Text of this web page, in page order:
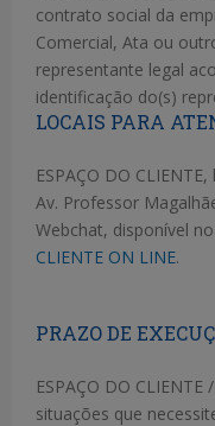
contrato social da
Comercial, Ata ou
representante legal
identifi­cação do(s)
LOCAIS PARA
ESPAÇO DO
Av. Professor
Webchat, disponível
CLIENTE ON LINE.
PRAZO DE
ESPAÇO DO
situações que